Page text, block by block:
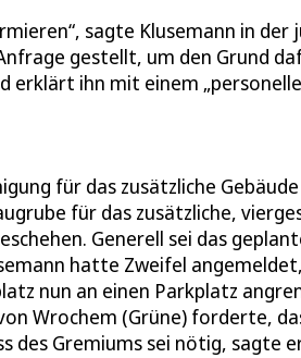
sagte Klusemann in der
gestellt, um den Grund
ihn mit einem
für das zusätzliche
für das zusätzliche,
Generell sei das
hatte Zweifel
nun an einen Parkplatz
Wrochem (Grüne) forderte,
des Gremiums sei nötig, sagte